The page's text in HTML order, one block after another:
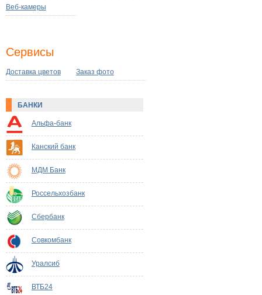
Веб-камеры
Сервисы
Доставка цветов Заказ фото
БАНКИ
Альфа-банк
Канский банк
МДМ Банк
Россельхозбанк
Сбербанк
Совкомбанк
Уралсиб
ВТБ24